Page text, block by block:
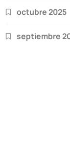
octubre 2025
septiembre